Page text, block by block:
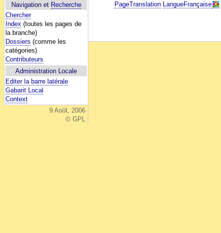
Navigation et Recherche
Chercher
Index (toutes les pages de
la branche)
Dossiers (comme les
catégories)
Contributeurs
Administration Locale
Editer la barre latérale
Gabarit Local
Context
9 Août, 2006
© GPL
PageTranslation LangueFrançaise